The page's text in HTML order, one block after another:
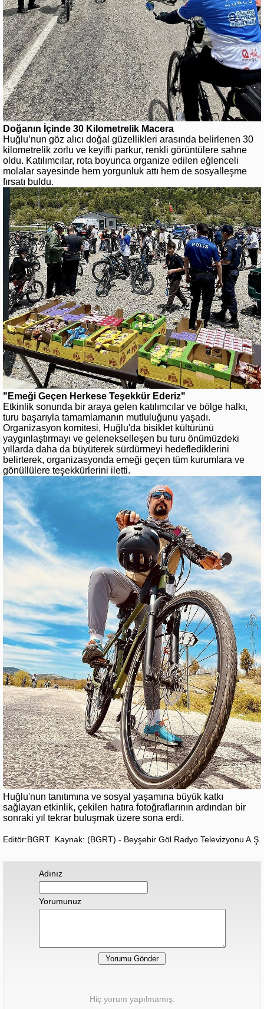
Doğanın İçinde 30 Kilometrelik Macera
Huğlu’nun göz alıcı doğal güzellikleri arasında belirlenen 30
kilometrelik zorlu ve keyifli parkur, renkli görüntülere sahne
oldu. Katılımcılar, rota boyunca organize edilen eğlenceli
molalar sayesinde hem yorgunluk attı hem de sosyalleşme
fırsatı buldu.
"Emeği Geçen Herkese Teşekkür Ederiz"
Etkinlik sonunda bir araya gelen katılımcılar ve bölge halkı,
turu başarıyla tamamlamanın mutluluğunu yaşadı.
Organizasyon komitesi, Huğlu'da bisiklet kültürünü
yaygınlaştırmayı ve gelenekselleşen bu turu önümüzdeki
yıllarda daha da büyüterek sürdürmeyi hedeflediklerini
belirterek, organizasyonda emeği geçen tüm kurumlara ve
gönüllülere teşekkürlerini iletti.
Huğlu'nun tanıtımına ve sosyal yaşamına büyük katkı
sağlayan etkinlik, çekilen hatıra fotoğraflarının ardından bir
sonraki yıl tekrar buluşmak üzere sona erdi.
Editör:BGRT Kaynak: (BGRT) - Beyşehir Göl Radyo Televizyonu A.Ş.
Adınız
Yorumunuz
Hiç yorum yapılmamış.